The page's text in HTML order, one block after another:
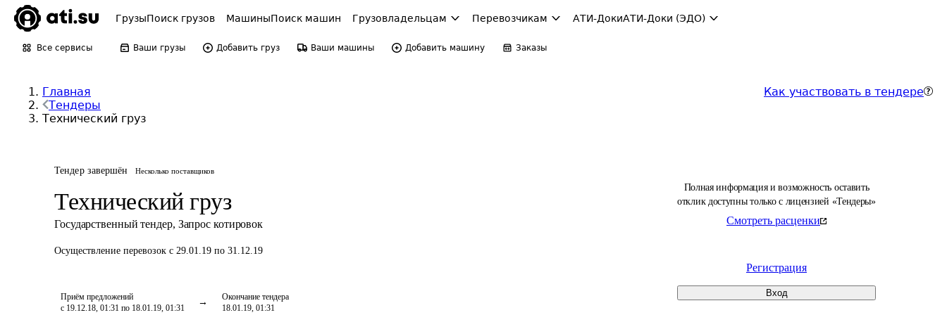
ГрузыПоиск грузов МашиныПоиск машин Грузовладельцам Перевозчикам АТИ-ДокиАТИ-Доки (ЭДО)
Все сервисы Ваши грузы Добавить груз Ваши машины Добавить машину Заказы
Главная
Тендеры
Технический груз
Как участвовать в тендере
Тендер завершён Несколько поставщиков
Технический груз
Государственный тендер, Запрос котировок
Осуществление перевозок с 29.01.19 по 31.12.19
Приём предложений
с 19.12.18, 01:31 по 18.01.19, 01:31
Окончание тендера
18.01.19, 01:31
Полная информация и возможность оставить
отклик доступны только с лицензией «Тендеры»
Смотреть расценки
Регистрация
Вход